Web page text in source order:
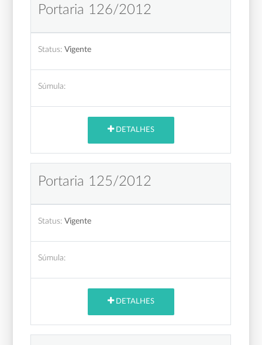
Portaria 126/2012
Status: Vigente
Súmula:
DETALHES
Portaria 125/2012
Status: Vigente
Súmula:
DETALHES